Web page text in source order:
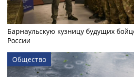
Барнаульскую кузницу будущих
России
Общество